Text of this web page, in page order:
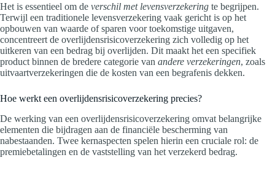
Het is essentieel om de verschil met levensverzekering te begrijpen.
Terwijl een traditionele levensverzekering vaak gericht is op het
opbouwen van waarde of sparen voor toekomstige uitgaven,
concentreert de overlijdensrisicoverzekering zich volledig op het
uitkeren van een bedrag bij overlijden. Dit maakt het een specifiek
product binnen de bredere categorie van andere verzekeringen, zoals
uitvaartverzekeringen die de kosten van een begrafenis dekken.
Hoe werkt een overlijdensrisicoverzekering precies?
De werking van een overlijdensrisicoverzekering omvat belangrijke
elementen die bijdragen aan de financiële bescherming van
nabestaanden. Twee kernaspecten spelen hierin een cruciale rol: de
premiebetalingen en de vaststelling van het verzekerd bedrag.